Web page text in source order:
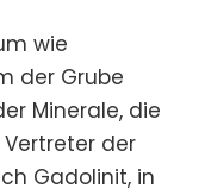
wie
der Grube
Minerale, die
der
Gadolinit, in